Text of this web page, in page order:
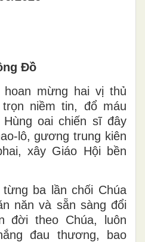
Đồ
mừng hai vị thủ
niềm tin, đổ máu
oai chiến sĩ đây
lô, gương trung kiên
xây Giáo Hội bền
ba lần chối Chúa
năn và sẵn sàng đổi
đời theo Chúa, luôn
đau thương, bao